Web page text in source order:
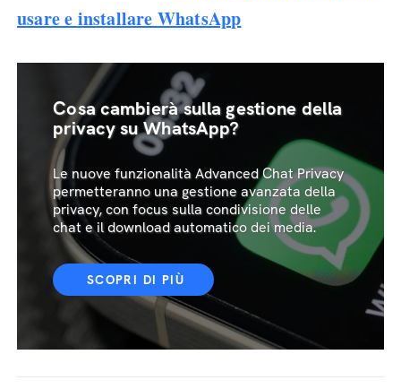
usare e installare WhatsApp
Cosa cambierà sulla gestione della
privacy su WhatsApp?
Le nuove funzionalità Advanced Chat Privacy
permetteranno una gestione avanzata della
privacy, con focus sulla condivisione delle
chat e il download automatico dei media.
SCOPRI DI PIÙ